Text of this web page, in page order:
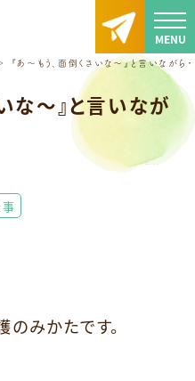
『あ〜もう、面倒くさいな〜』と言いながら・
な〜』と言いなが
みかたです。